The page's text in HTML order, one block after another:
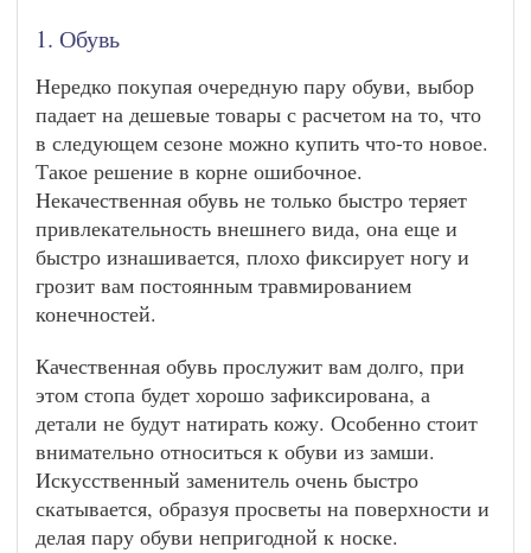
1. Обувь
Нередко покупая очередную пару обуви, выбор
падает на дешевые товары с расчетом на то, что
в следующем сезоне можно купить что-то новое.
Такое решение в корне ошибочное.
Некачественная обувь не только быстро теряет
привлекательность внешнего вида, она еще и
быстро изнашивается, плохо фиксирует ногу и
грозит вам постоянным травмированием
конечностей.
Качественная обувь прослужит вам долго, при
этом стопа будет хорошо зафиксирована, а
детали не будут натирать кожу. Особенно стоит
внимательно относиться к обуви из замши.
Искусственный заменитель очень быстро
скатывается, образуя просветы на поверхности и
делая пару обуви непригодной к носке.